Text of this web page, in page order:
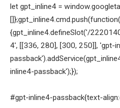
let gpt_inline4 =
{gpt_inline4.defineSlot('/
4', [[336, 280], [300, 250]], 'gpt-
inline4-passback');});
#gpt-inline4-passback{text-